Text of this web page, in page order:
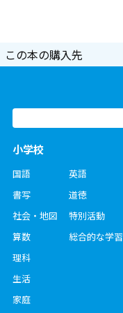
この本の購入先
小学校
国語
書写
社会・地図
算数
理科
生活
家庭
英語
道徳
特別活動
総合的な学習